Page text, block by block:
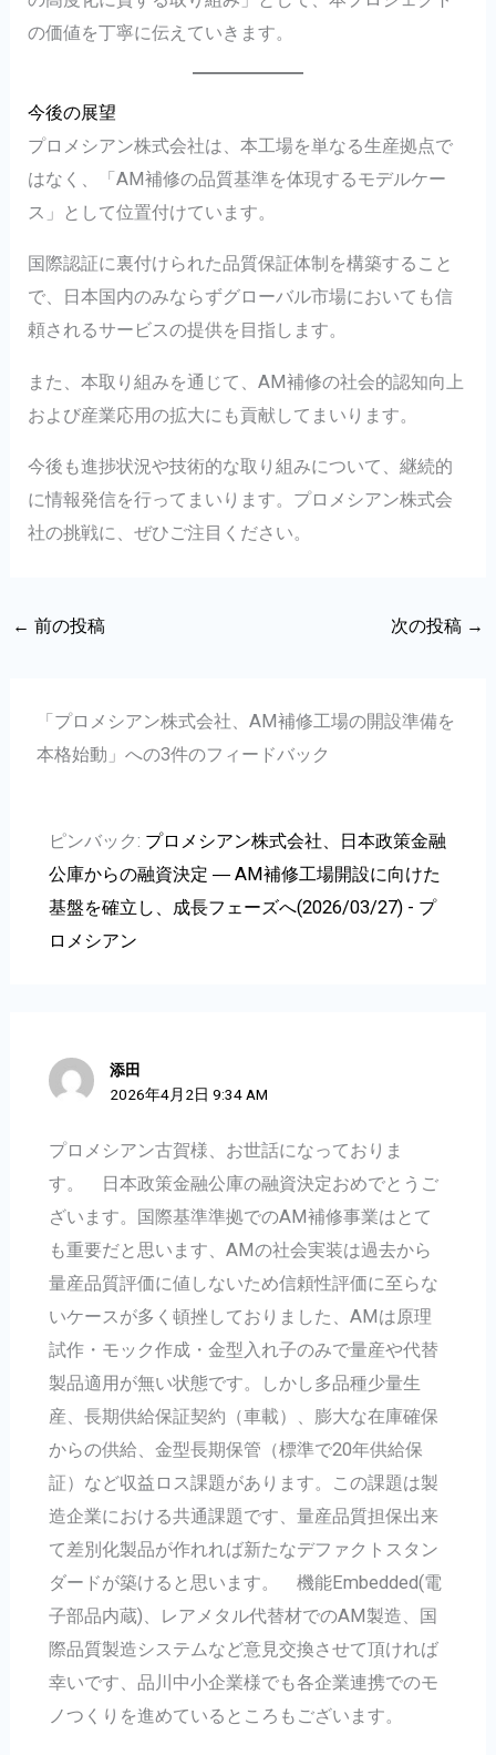
の価値を丁寧に伝えていきます。
今後の展望
プロメシアン株式会社は、本工場を単なる生産拠点で
はなく、「AM補修の品質基準を体現するモデルケー
ス」として位置付けています。
国際認証に裏付けられた品質保証体制を構築すること
で、日本国内のみならずグローバル市場においても信
頼されるサービスの提供を目指します。
また、本取り組みを通じて、AM補修の社会的認知向上
および産業応用の拡大にも貢献してまいります。
今後も進捗状況や技術的な取り組みについて、継続的
に情報発信を行ってまいります。プロメシアン株式会
社の挑戦に、ぜひご注目ください。
← 前の投稿 次の投稿 →
「プロメシアン株式会社、AM補修工場の開設準備を
本格始動」への3件のフィードバック
ピンバック: プロメシアン株式会社、日本政策金融
公庫からの融資決定 ― AM補修工場開設に向けた
基盤を確立し、成長フェーズへ(2026/03/27) - プ
ロメシアン
添田
2026年4月2日 9:34 AM
プロメシアン古賀様、お世話になっておりま
す。 日本政策金融公庫の融資決定おめでとうご
ざいます。国際基準準拠でのAM補修事業はとて
も重要だと思います、AMの社会実装は過去から
量産品質評価に値しないため信頼性評価に至らな
いケースが多く頓挫しておりました、AMは原理
試作・モック作成・金型入れ子のみで量産や代替
製品適用が無い状態です。しかし多品種少量生
産、長期供給保証契約（車載）、膨大な在庫確保
からの供給、金型長期保管（標準で20年供給保
証）など収益ロス課題があります。この課題は製
造企業における共通課題です、量産品質担保出来
て差別化製品が作れれば新たなデファクトスタン
ダードが築けると思います。 機能Embedded(電
子部品内蔵)、レアメタル代替材でのAM製造、国
際品質製造システムなど意見交換させて頂ければ
幸いです、品川中小企業様でも各企業連携でのモ
ノつくりを進めているところもございます。